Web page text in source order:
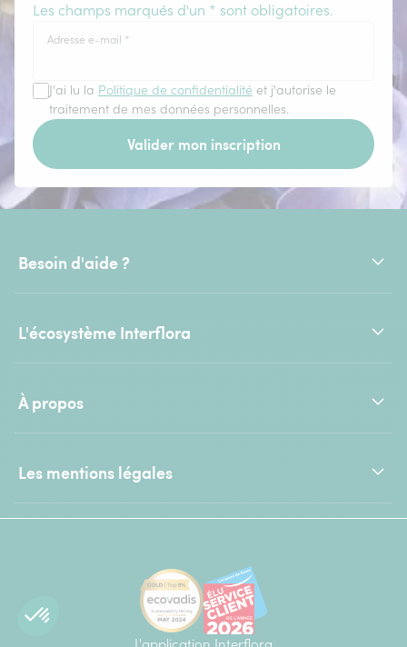
Les champs marqués d'un * sont obligatoires.
Adresse e-mail *
J'ai lu la Politique de confidentialité et j'autorise le
traitement de mes données personnelles.
Valider mon inscription
Besoin d'aide ?
L'écosystème Interflora
À propos
Les mentions légales